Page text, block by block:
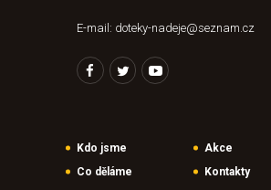
E-mail: doteky-nadeje@seznam.cz
Kdo jsme
Co děláme
Akce
Kontakty